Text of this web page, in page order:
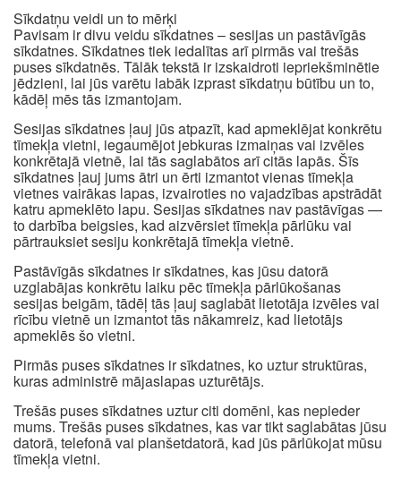
Sīkdatņu veidi un to mērķi
Pavisam ir divu veidu sīkdatnes – sesijas un pastāvīgās
sīkdatnes. Sīkdatnes tiek iedalītas arī pirmās vai trešās
puses sīkdatnēs. Tālāk tekstā ir izskaidroti iepriekšminētie
jēdzieni, lai jūs varētu labāk izprast sīkdatņu būtību un to,
kādēļ mēs tās izmantojam.
Sesijas sīkdatnes ļauj jūs atpazīt, kad apmeklējat konkrētu
tīmekļa vietni, iegaumējot jebkuras izmaiņas vai izvēles
konkrētajā vietnē, lai tās saglabātos arī citās lapās. Šīs
sīkdatnes ļauj jums ātri un ērti izmantot vienas tīmekļa
vietnes vairākas lapas, izvairoties no vajadzības apstrādāt
katru apmeklēto lapu. Sesijas sīkdatnes nav pastāvīgas —
to darbība beigsies, kad aizvērsiet tīmekļa pārlūku vai
pārtrauksiet sesiju konkrētajā tīmekļa vietnē.
Pastāvīgās sīkdatnes ir sīkdatnes, kas jūsu datorā
uzglabājas konkrētu laiku pēc tīmekļa pārlūkošanas
sesijas beigām, tādēļ tās ļauj saglabāt lietotāja izvēles vai
rīcību vietnē un izmantot tās nākamreiz, kad lietotājs
apmeklēs šo vietni.
Pirmās puses sīkdatnes ir sīkdatnes, ko uztur struktūras,
kuras administrē mājaslapas uzturētājs.
Trešās puses sīkdatnes uztur citi domēni, kas nepieder
mums. Trešās puses sīkdatnes, kas var tikt saglabātas jūsu
datorā, telefonā vai planšetdatorā, kad jūs pārlūkojat mūsu
tīmekļa vietni.